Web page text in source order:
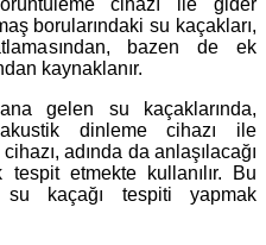
cihazı ile gider
borularındaki su kaçakları,
bazen de ek
kaynaklanır.
gelen su kaçaklarında,
dinleme cihazı ile
adında da anlaşılacağı
tespit etmekte kullanılır. Bu
su kaçağı tespiti yapmak